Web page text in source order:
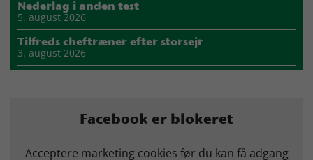
Nederlag i anden test
5. august 2026
Tilfreds cheftræner efter storsejr
3. august 2026
Storsejr i første test
2. august 2026
Carlén efter første uge: Vi skal turde stille krav til hinanden
Facebook er blokeret
Acceptere marketing cookies før du kan få adgang